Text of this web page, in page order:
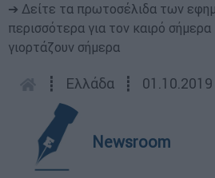
➔ Δείτε τα πρωτοσέλιδα των
περισσότερα για τον καιρό σήμερα
γιορτάζουν σήμερα
┋ Ελλάδα ┋
Newsroom